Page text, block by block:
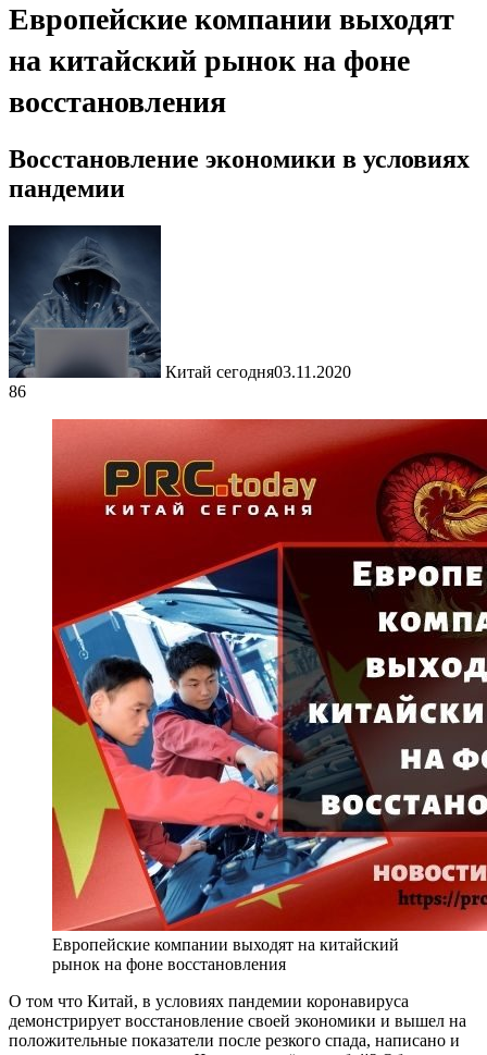
Европейские компании выходят
на китайский рынок на фоне
восстановления
Восстановление экономики в условиях
пандемии
Китай сегодня03.11.2020
86
Европейские компании выходят на китайский
рынок на фоне восстановления
О том что Китай, в условиях пандемии коронавируса
демонстрирует восстановление своей экономики и вышел на
положительные показатели после резкого спада, написано и